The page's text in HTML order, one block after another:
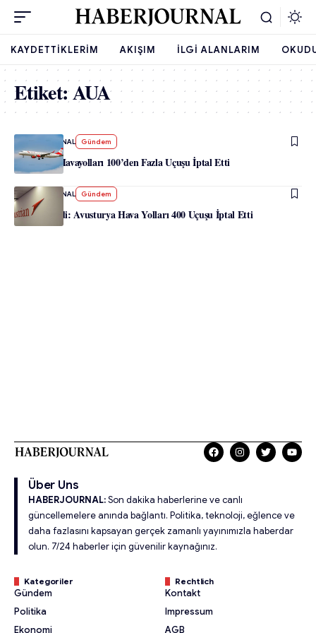
KAYDETTIKLERIM AKIŞIM İLGI ALANLARIM
Etiket:AUA
HABERJOURNAL Gündem
Avusturya Havayolları 100’den Fazla Uçuşu İptal Etti
- HABERJOURNAL Gündem
Grev Tehdidi: Avusturya Hava Yolları 400 Uçuşu İptal Etti
Über Uns
HABERJOURNAL:Son dakika haberlerine ve canlı
güncellemelere anında bağlantı. Politika, teknoloji, eğlence ve
daha fazlasını kapsayan gerçek zamanlı yayınımızla haberdar
olun. 7/24 haberler için güvenilir kaynağınız.
Kategoriler
Gündem
Politika
Ekonomi
Rechtlich
Kontakt
Impressum
AGB